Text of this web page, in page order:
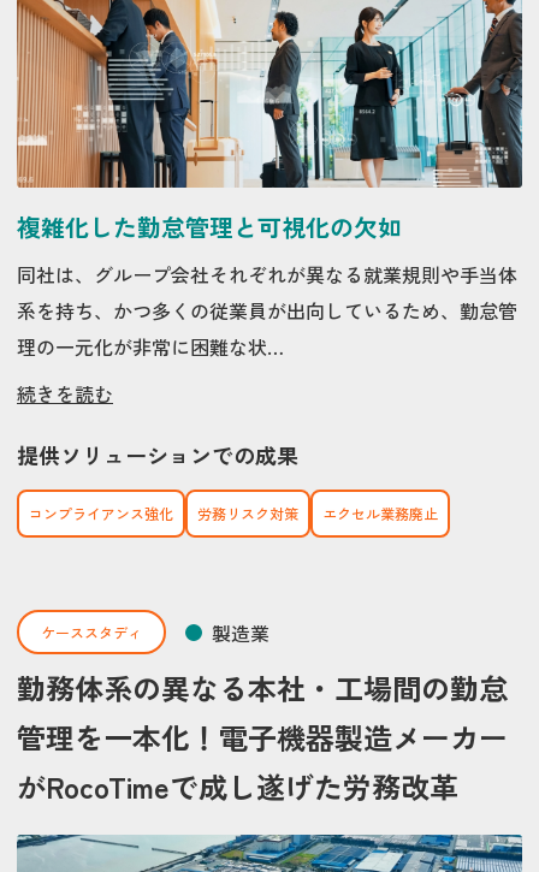
複雑化した勤怠管理と可視化の欠如
同社は、グループ会社それぞれが異なる就業規則や手当体
系を持ち、かつ多くの従業員が出向しているため、勤怠管
理の一元化が非常に困難な状…
続きを読む
提供ソリューションでの成果
コンプライアンス強化 労務リスク対策 エクセル業務廃止
ケーススタディ 製造業
勤務体系の異なる本社・工場間の勤怠
管理を一本化！電子機器製造メーカー
がRocoTimeで成し遂げた労務改革